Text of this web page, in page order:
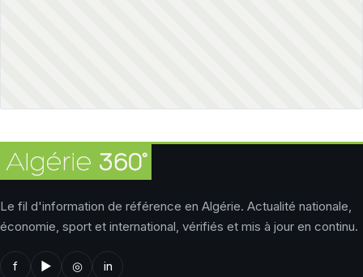
Le fil d'information de référence en Algérie. Actualité nationale,
économie, sport et international, vérifiés et mis à jour en continu.
f ▶ ◎ in